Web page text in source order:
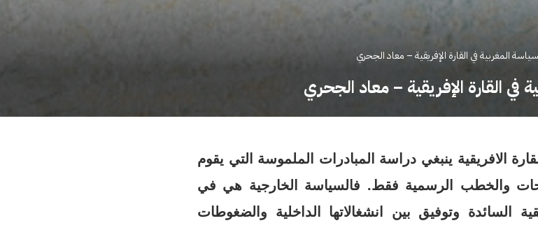
المغربية في القارة الإفريقية – معاد الجحري
في القارة الإفريقية – معاد الجحري
الافريقية ينبغي دراسة المبادرات الملموسة التي يقوم
والخطب الرسمية فقط. فالسياسة الخارجية هي في
السائدة وتوفيق بين انشغالاتها الداخلية والضغوطات